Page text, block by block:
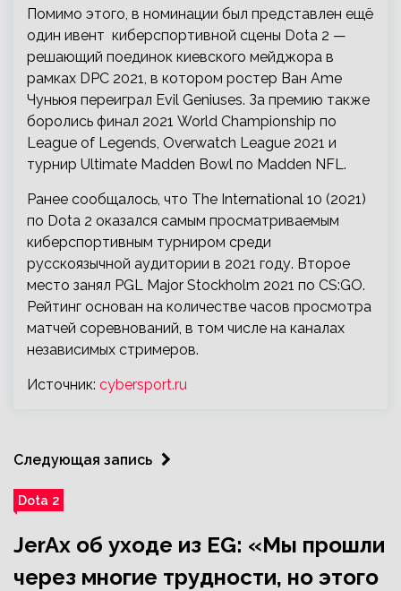
Помимо этого, в номинации был представлен ещё
один ивент киберспортивной сцены Dota 2 —
решающий поединок киевского мейджора в
рамках DPC 2021, в котором ростер Ван Ame
Чуньюя переиграл Evil Geniuses. За премию также
боролись финал 2021 World Championship по
League of Legends, Overwatch League 2021 и
турнир Ultimate Madden Bowl по Madden NFL.
Ранее сообщалось, что The International 10 (2021)
по Dota 2 оказался самым просматриваемым
киберспортивным турниром среди
русскоязычной аудитории в 2021 году. Второе
место занял PGL Major Stockholm 2021 по CS:GO.
Рейтинг основан на количестве часов просмотра
матчей соревнований, в том числе на каналах
независимых стримеров.
Источник: cybersport.ru
Следующая запись
Dota 2
JerAx об уходе из EG: «Мы прошли
через многие трудности, но этого